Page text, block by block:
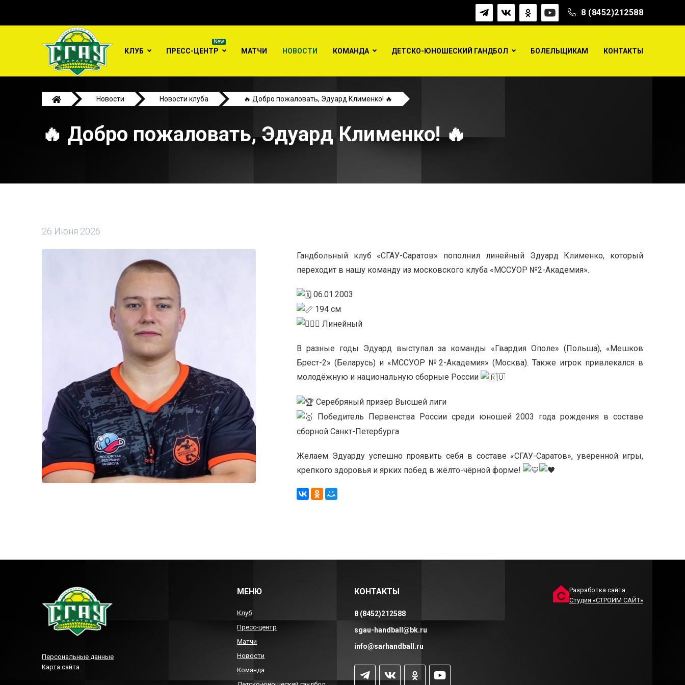
8 (8452)212588
КЛУБ ПРЕСС-ЦЕНТР МАТЧИ НОВОСТИ КОМАНДА ДЕТСКО-ЮНОШЕСКИЙ ГАНДБОЛ БОЛЕЛЬЩИКАМ КОНТАКТЫ
Новости Новости клуба 🔥 Добро пожаловать, Эдуард Клименко! 🔥
🔥 Добро пожаловать, Эдуард Клименко! 🔥
26 Июня 2026
Гандбольный клуб «СГАУ-Саратов» пополнил линейный Эдуард Клименко, который
переходит в нашу команду из московского клуба «МССУОР №2-Академия».
06.01.2003
194 см
Линейный
В разные годы Эдуард выступал за команды «Гвардия Ополе» (Польша), «Мешков
Брест-2» (Беларусь) и «МССУОР №2-Академия» (Москва). Также игрок привлекался в
молодёжную и национальную сборные России
Серебряный призёр Высшей лиги
Победитель Первенства России среди юношей 2003 года рождения в составе
сборной Санкт-Петербурга
Желаем Эдуарду успешно проявить себя в составе «СГАУ-Саратов», уверенной игры,
крепкого здоровья и ярких побед в жёлто-чёрной форме!
Персональные данные
Карта сайта
МЕНЮ
Клуб
Пресс-центр
Матчи
Новости
Команда
КОНТАКТЫ
8 (8452)212588
sgau-handball@bk.ru
info@sarhandball.ru
Разработка сайта
Студия «СТРОИМ САЙТ»